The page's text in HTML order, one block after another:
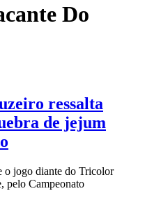
Do
ressalta
de jejum
o jogo diante do Tricolor
pelo Campeonato